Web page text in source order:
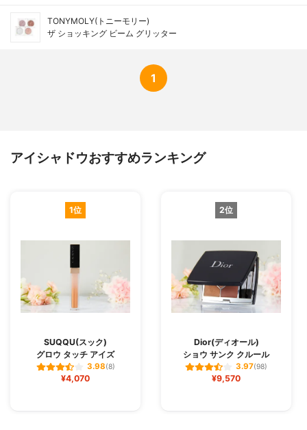
TONYMOLY(トニーモリー)
ザ ショッキング ビーム グリッター
1
アイシャドウおすすめランキング
1位
SUQQU(スック)
グロウ タッチ アイズ
3.98(8)
¥4,070
2位
Dior(ディオール)
ショウ サンク クルール
3.97(98)
¥9,570